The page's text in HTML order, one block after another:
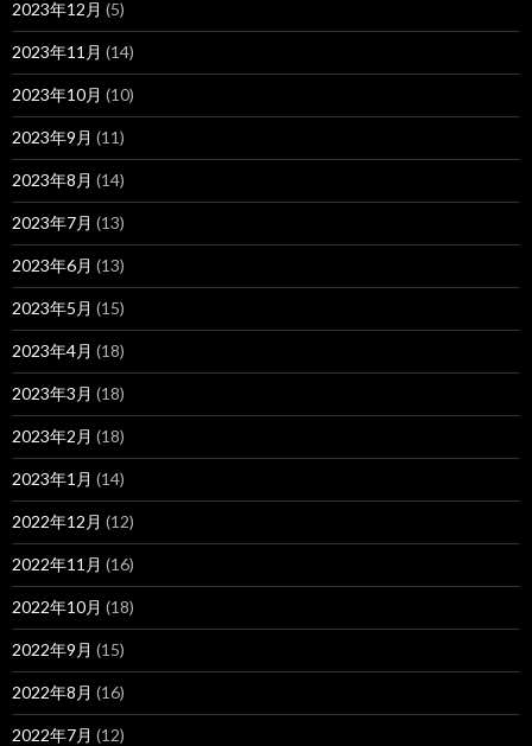
2023年12月 (5)
2023年11月 (14)
2023年10月 (10)
2023年9月 (11)
2023年8月 (14)
2023年7月 (13)
2023年6月 (13)
2023年5月 (15)
2023年4月 (18)
2023年3月 (18)
2023年2月 (18)
2023年1月 (14)
2022年12月 (12)
2022年11月 (16)
2022年10月 (18)
2022年9月 (15)
2022年8月 (16)
2022年7月 (12)